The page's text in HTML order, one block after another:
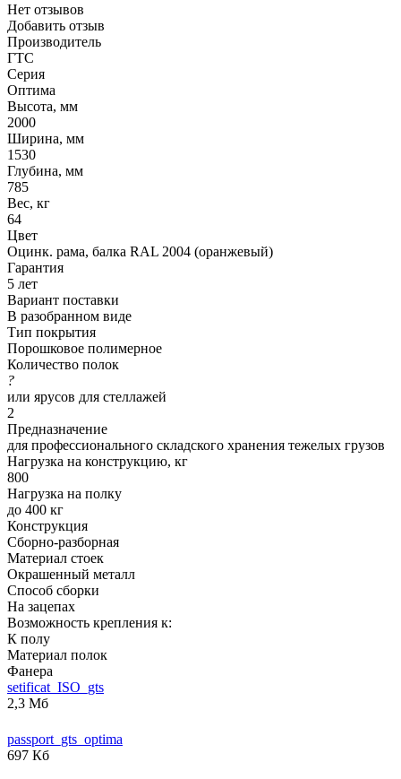
Нет отзывов
Добавить отзыв
Производитель
ГТС
Серия
Оптима
Высота, мм
2000
Ширина, мм
1530
Глубина, мм
785
Вес, кг
64
Цвет
Оцинк. рама, балка RAL 2004 (оранжевый)
Гарантия
5 лет
Вариант поставки
В разобранном виде
Тип покрытия
Порошковое полимерное
Количество полок
?
или ярусов для стеллажей
2
Предназначение
для профессионального складского хранения тежелых грузов
Нагрузка на конструкцию, кг
800
Нагрузка на полку
до 400 кг
Конструкция
Сборно-разборная
Материал стоек
Окрашенный металл
Способ сборки
На зацепах
Возможность крепления к:
К полу
Материал полок
Фанера
setificat_ISO_gts
2,3 Мб
passport_gts_optima
697 Кб